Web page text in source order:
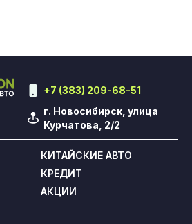
+7 (383) 209-68-51
г. Новосибирск, улица
Курчатова, 2/2
КИТАЙСКИЕ АВТО
КРЕДИТ
АКЦИИ